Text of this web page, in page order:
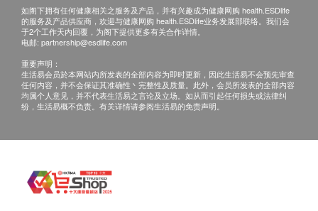
电邮: support@esdlife.com / 健康网购
health.ESDlife客服热线: (852) 3151-2288
如阁下拥有任何健康相关之服务及产品，并有兴趣成为健康网购 health.ESDlife
的服务及产品供应商，欢迎与健康网购 health.ESDlife业务发展部联络。我们会
于2个工作天内回覆，为阁下提供更多有关合作详情。
电邮: partnership@esdlife.com
重要声明：
生活易会员於本网站内所发表的全部内容为即时更新，因此生活易不会预先审查
任何内容，并不会保证其准确性丶完整性及质量。此外，会员所发表的全部内容
均属个人意见，并不代表生活易之言论及立场。如从而引起任何损失或法律纠
纷，生活易概不负责。有关详情请参阅生活易的免责声明。